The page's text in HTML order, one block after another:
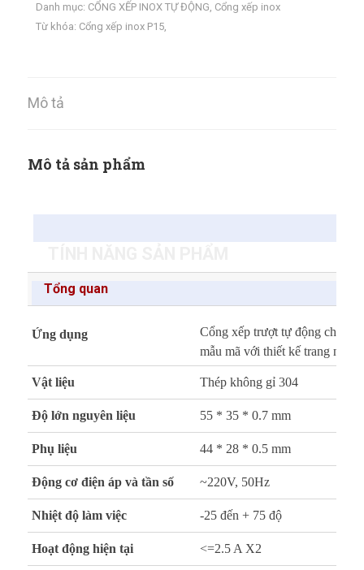
Danh mục: CỔNG XẾP INOX TỰ ĐỘNG, Cổng xếp inox
Từ khóa: Cổng xếp inox P15,
Mô tả
Mô tả sản phẩm
Tổng quan
Ứng dụng
Cổng xếp trượt tự động cho cơ
mẫu mã với thiết kế trang nhã
Vật liệu Thép không gỉ 304
Độ lớn nguyên liệu 55 * 35 * 0.7 mm
Phụ liệu 44 * 28 * 0.5 mm
Động cơ điện áp và tần số ~220V, 50Hz
Nhiệt độ làm việc -25 đến + 75 độ
Hoạt động hiện tại <=2.5 A X2